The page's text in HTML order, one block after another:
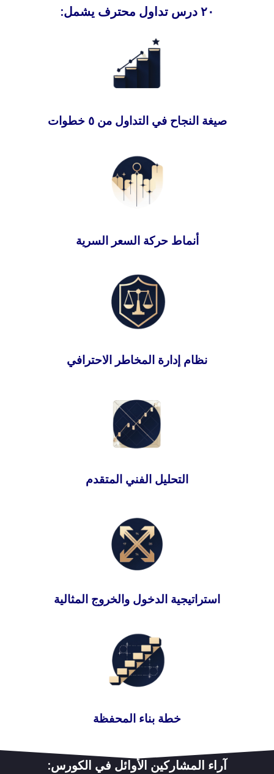
٢٠ درس تداول محترف يشمل:
صيغة النجاح في التداول من ٥ خطوات
أنماط حركة السعر السرية
نظام إدارة المخاطر الاحترافي
التحليل الفني المتقدم
استراتيجية الدخول والخروج المثالية
خطة بناء المحفظة
آراء المشاركين الأوائل في الكورس: